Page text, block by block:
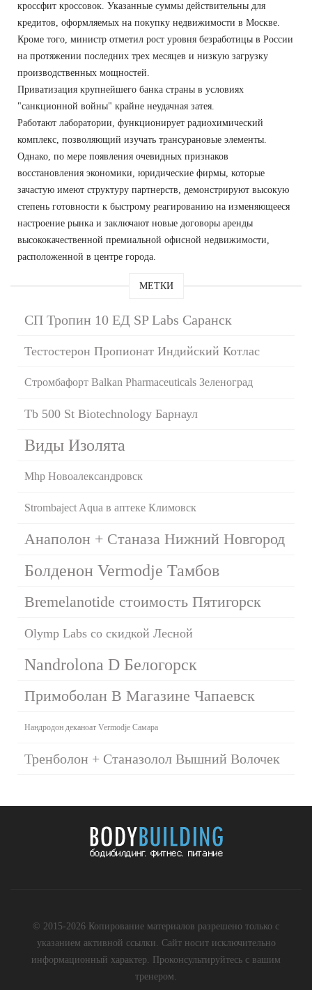
кроссфит кроссовок. Указанные суммы действительны для
кредитов, оформляемых на покупку недвижимости в Москве.
Кроме того, министр отметил рост уровня безработицы в России
на протяжении последних трех месяцев и низкую загрузку
производственных мощностей.
Приватизация крупнейшего банка страны в условиях
"санкционной войны" крайне неудачная затея.
Работают лаборатории, функционирует радиохимический
комплекс, позволяющий изучать трансурановые элементы.
Однако, по мере появления очевидных признаков
восстановления экономики, юридические фирмы, которые
зачастую имеют структуру партнерств, демонстрируют высокую
степень готовности к быстрому реагированию на изменяющееся
настроение рынка и заключают новые договоры аренды
высококачественной премиальной офисной недвижимости,
расположенной в центре города.
МЕТКИ
СП Тропин 10 ЕД SP Labs Саранск
Тестостерон Пропионат Индийский Котлас
Стромбафорт Balkan Pharmaceuticals Зеленоград
Tb 500 St Biotechnology Барнаул
Виды Изолята
Mhp Новоалександровск
Strombaject Aqua в аптеке Климовск
Анаполон + Станаза Нижний Новгород
Болденон Vermodje Тамбов
Bremelanotide стоимость Пятигорск
Olymp Labs со скидкой Лесной
Nandrolona D Белогорск
Примоболан В Магазине Чапаевск
Нандродон деканоат Vermodje Самара
Тренболон + Станазолол Вышний Волочек
© 2015-2026 Копирование материалов разрешено только с
указанием активной ссылки. Сайт носит исключительно
информационный характер. Проконсультируйтесь с вашим
тренером.